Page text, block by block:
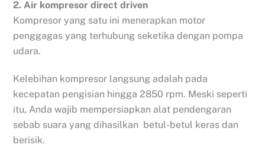
2. Air kompresor direct driven
Kompresor yang satu ini menerapkan motor
penggagas yang terhubung seketika dengan pompa
udara.
Kelebihan kompresor langsung adalah pada
kecepatan pengisian hingga 2850 rpm. Meski seperti
itu, Anda wajib mempersiapkan alat pendengaran
sebab suara yang dihasilkan betul-betul keras dan
berisik.